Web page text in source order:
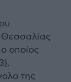
οποίος
της